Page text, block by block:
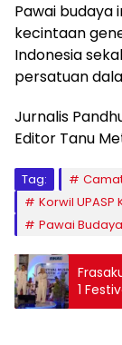
Pawai budaya
kecintaan
Indonesia
persatuan
Jurnalis
Editor Tanu
Tag:
Korwil
Pawai
1
2025